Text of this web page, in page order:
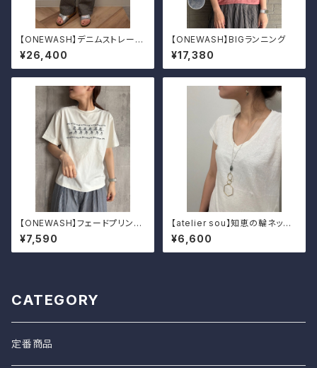
【ONEWASH】デニムストレート
パンツ
¥26,400
【ONEWASH】BIGランニング
¥17,380
【ONEWASH】フェードプリント
Tシャツ（フラガール）
¥7,590
【atelier sou】知恵の輪ネック
レス
¥6,600
CATEGORY
定番商品